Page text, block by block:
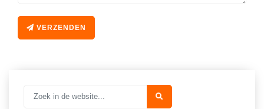
Kleurplaten
Mediawijsheid
AI voor het onderwijs
Vrijeschoolonderwijs
VERZENDEN